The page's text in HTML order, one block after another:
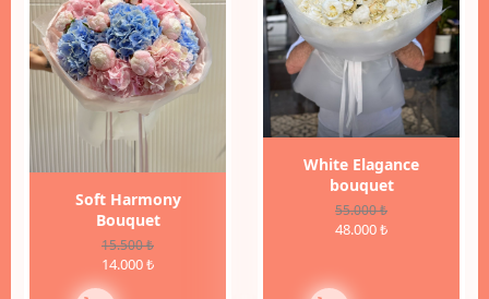
Soft Harmony
Bouquet
15.500 ₺
14.000 ₺
White Elagance
bouquet
55.000 ₺
48.000 ₺